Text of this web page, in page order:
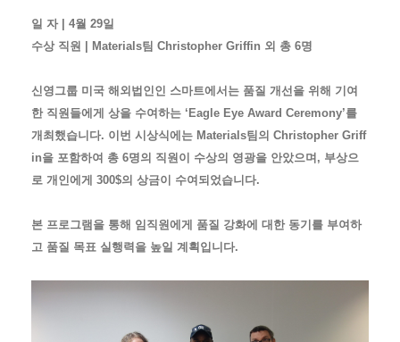
일 자 | 4월 29일
수상 직원 | Materials팀 Christopher Griffin 외 총 6명
신영그룹 미국 해외법인인 스마트에서는 품질 개선을 위해 기여
한 직원들에게 상을 수여하는 ‘Eagle Eye Award Ceremony’를
개최했습니다. 이번 시상식에는 Materials팀의 Christopher Griff
in을 포함하여 총 6명의 직원이 수상의 영광을 안았으며, 부상으
로 개인에게 300$의 상금이 수여되었습니다.
본 프로그램을 통해 임직원에게 품질 강화에 대한 동기를 부여하
고 품질 목표 실행력을 높일 계획입니다.